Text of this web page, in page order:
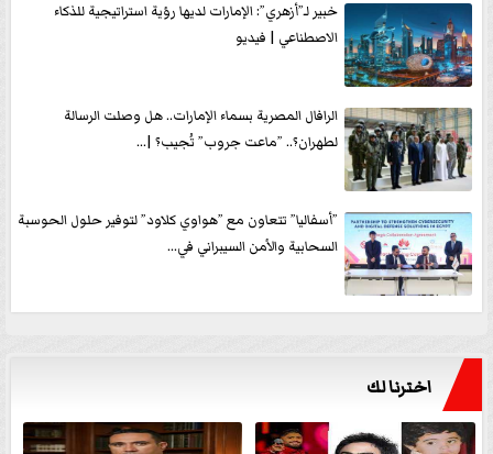
خبير لـ”أزهري”: الإمارات لديها رؤية استراتيجية للذكاء
الاصطناعي | فيديو
الرافال المصرية بسماء الإمارات.. هل وصلت الرسالة
لطهران؟.. ”ماعت جروب” تُجيب؟ |...
”أسفاليا” تتعاون مع ”هواوي كلاود” لتوفير حلول الحوسبة
السحابية والأمن السيبراني في...
اخترنا لك